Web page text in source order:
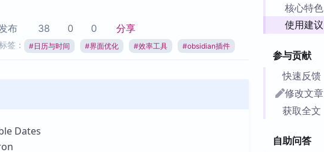
Zotero 专题
Obsidian 专题
Zotero 插件 挂件集市
核心特色
使用建议
参与贡献
快速反馈
修改文章
获取全文
自助问答
布 38 0 0 分享
签： #日历与时间 #界面优化 #效率工具 #obsidian插件
Dates